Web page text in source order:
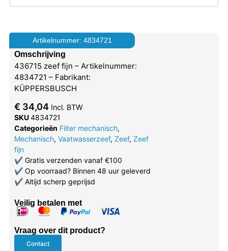
Artikelnummer: 4834721
Omschrijving
436715 zeef fijn – Artikelnummer:
4834721 – Fabrikant:
KÜPPERSBUSCH
€ 34,04 Incl. BTW
SKU4834721
Categorieën Filter mechanisch,
Mechanisch, Vaatwasserzeef, Zeef, Zeef
fijn
✔Gratis verzenden vanaf €100
✔Op voorraad? Binnen 48 uur geleverd
✔Altijd scherp geprijsd
Veilig betalen met
Vraag over dit product?
Contact